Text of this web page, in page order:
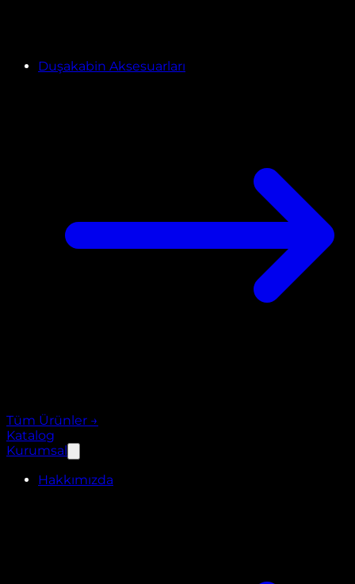
Duşakabin Aksesuarları
Tüm Ürünler →
Katalog
Kurumsal
Hakkımızda